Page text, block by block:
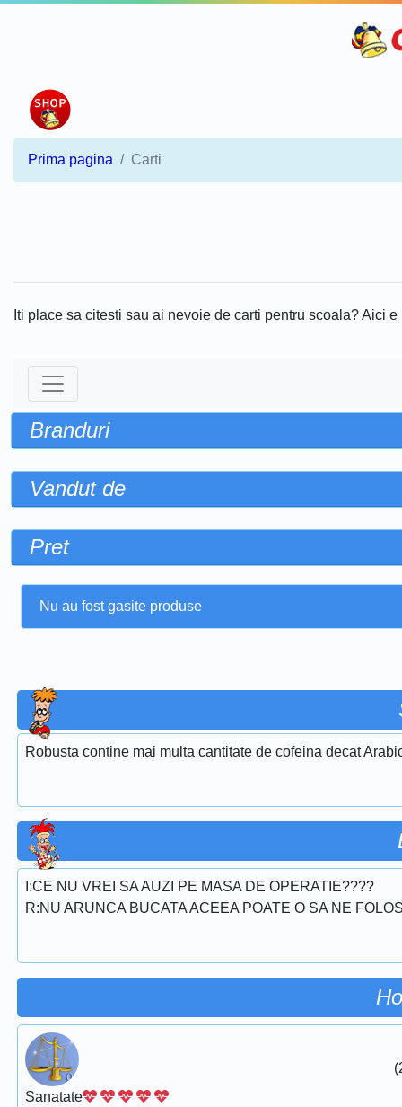
Prima pagina Carti
Iti place sa citesti sau ai nevoie de carti pentru scoala? Aici
Branduri
Vandut de
Pret
Nu au fost gasite produse
Robusta contine mai multa cantitate de cofeina decat
I:CE NU VREI SA AUZI PE MASA DE OPERATIE????
R:NU ARUNCA BUCATA ACEEA POATE O SA NE
Sanatate